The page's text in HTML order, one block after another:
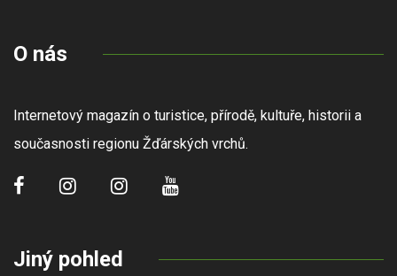
O nás
Internetový magazín o turistice, přírodě, kultuře, historii a
současnosti regionu Žďárských vrchů.
Jiný pohled